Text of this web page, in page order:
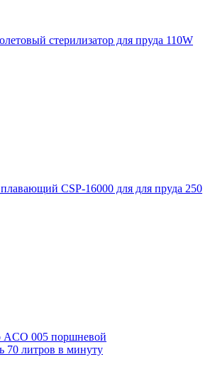
стерилизатор для пруда 110W
CSP-16000 для для пруда 250
ACO 005 поршневой
70 литров в минуту